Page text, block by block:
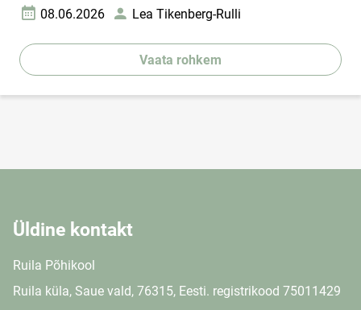
Loomise kuupäev
08.06.2026 AutorLea Tikenberg-Rulli
Vaata rohkem
Üldine kontakt
Ruila Põhikool
Ruila küla, Saue vald, 76315, Eesti. registrikood 75011429